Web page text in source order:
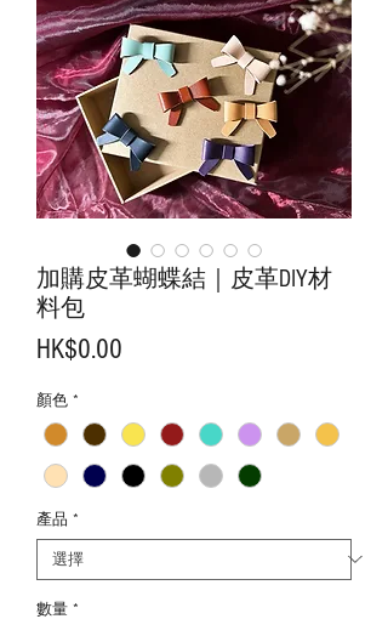
加購皮革蝴蝶結｜皮革DIY材
料包
HK$0.00
顏色 *
產品 *
數量 *